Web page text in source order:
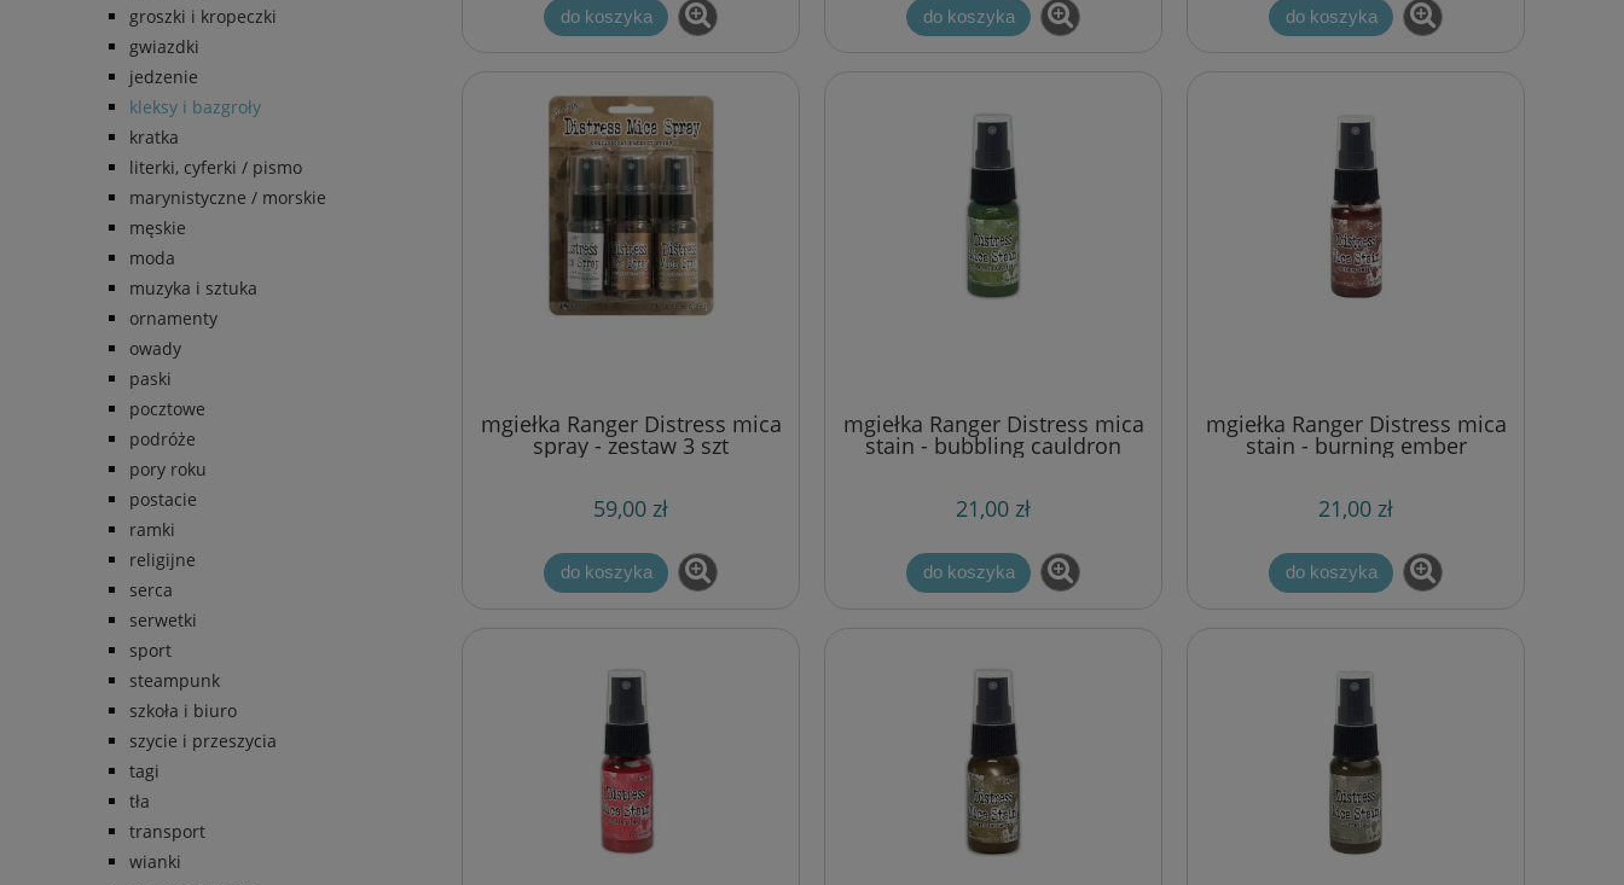
groszki i kropeczki
gwiazdki
jedzenie
kleksy i bazgroły
kratka
literki, cyferki / pismo
marynistyczne / morskie
męskie
moda
muzyka i sztuka
ornamenty
owady
paski
pocztowe
podróże
pory roku
postacie
ramki
religijne
serca
serwetki
sport
steampunk
szkoła i biuro
szycie i przeszycia
tagi
tła
transport
wianki
do koszyka do koszyka do koszyka
mgiełka Ranger Distress mica
spray - zestaw 3 szt
(platynowa, brązowa, złota)
59,00 zł
do koszyka
mgiełka Ranger Distress mica
stain - bubbling cauldron
21,00 zł
do koszyka
mgiełka Ranger Distress mica
stain - burning ember
21,00 zł
do koszyka